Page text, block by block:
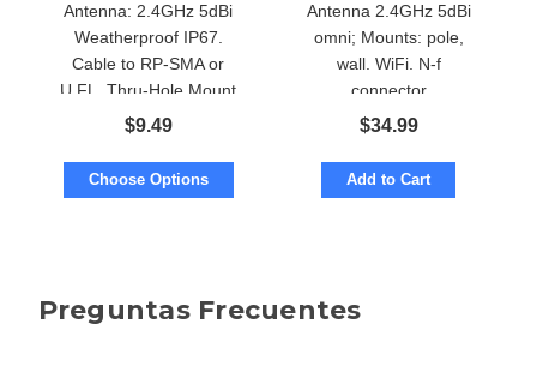
Antenna: 2.4GHz 5dBi
Weatherproof IP67.
Cable to RP-SMA or
U.FL. Thru-Hole Mount
$9.49
Choose Options
Antenna 2.4GHz 5dBi
omni; Mounts: pole,
wall. WiFi. N-f
connector
$34.99
Add to Cart
Preguntas Frecuentes